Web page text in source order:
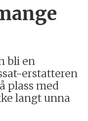
bli en
erstatteren
plass med
langt unna